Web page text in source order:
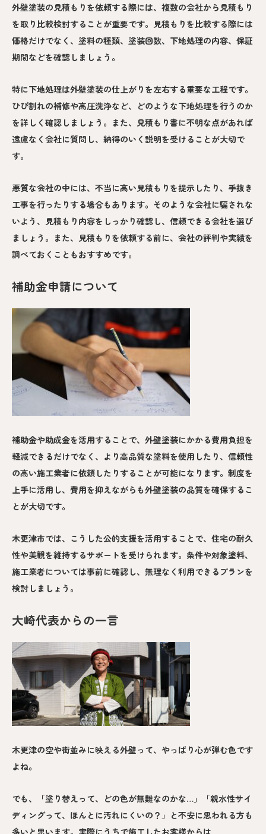
外壁塗装の見積もりを依頼する際には、複数の会社から見積もり
を取り比較検討することが重要です。見積もりを比較する際には
価格だけでなく、塗料の種類、塗装回数、下地処理の内容、保証
期間などを確認しましょう。
特に下地処理は外壁塗装の仕上がりを左右する重要な工程です。
ひび割れの補修や高圧洗浄など、どのような下地処理を行うのか
を詳しく確認しましょう。また、見積もり書に不明な点があれば
遠慮なく会社に質問し、納得のいく説明を受けることが大切で
す。
悪質な会社の中には、不当に高い見積もりを提示したり、手抜き
工事を行ったりする場合もあります。そのような会社に騙されな
いよう、見積もり内容をしっかり確認し、信頼できる会社を選び
ましょう。また、見積もりを依頼する前に、会社の評判や実績を
調べておくこともおすすめです。
補助金申請について
補助金や助成金を活用することで、外壁塗装にかかる費用負担を
軽減できるだけでなく、より高品質な塗料を使用したり、信頼性
の高い施工業者に依頼したりすることが可能になります。制度を
上手に活用し、費用を抑えながらも外壁塗装の品質を確保するこ
とが大切です。
木更津市では、こうした公的支援を活用することで、住宅の耐久
性や美観を維持するサポートを受けられます。条件や対象塗料、
施工業者については事前に確認し、無理なく利用できるプランを
検討しましょう。
大崎代表からの一言
木更津の空や街並みに映える外壁って、やっぱり心が弾む色です
よね。
でも、「塗り替えって、どの色が無難なのかな…」「親水性サイ
ディングって、ほんとに汚れにくいの？」と不安に思われる方も
多いと思います。実際にうちで施工したお客様からは